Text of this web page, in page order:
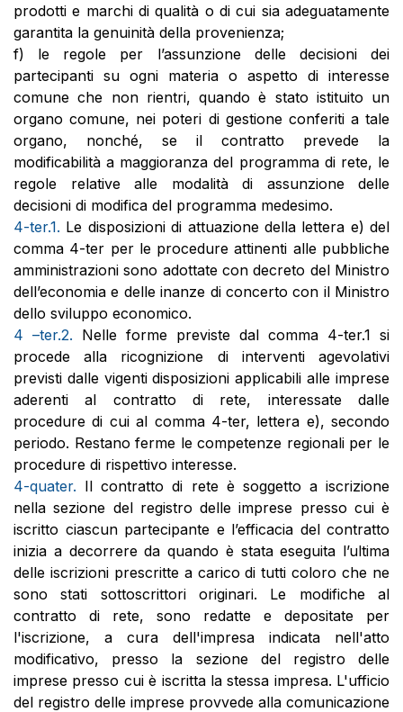
prodotti e marchi di qualità o di cui sia adeguatamente
garantita la genuinità della provenienza;
f) le regole per l’assunzione delle decisioni dei
partecipanti su ogni materia o aspetto di interesse
comune che non rientri, quando è stato istituito un
organo comune, nei poteri di gestione conferiti a tale
organo, nonché, se il contratto prevede la
modificabilità a maggioranza del programma di rete, le
regole relative alle modalità di assunzione delle
decisioni di modifica del programma medesimo.
4-ter.1. Le disposizioni di attuazione della lettera e) del
comma 4-ter per le procedure attinenti alle pubbliche
amministrazioni sono adottate con decreto del Ministro
dell’economia e delle inanze di concerto con il Ministro
dello sviluppo economico.
4 –ter.2. Nelle forme previste dal comma 4-ter.1 si
procede alla ricognizione di interventi agevolativi
previsti dalle vigenti disposizioni applicabili alle imprese
aderenti al contratto di rete, interessate dalle
procedure di cui al comma 4-ter, lettera e), secondo
periodo. Restano ferme le competenze regionali per le
procedure di rispettivo interesse.
4-quater. Il contratto di rete è soggetto a iscrizione
nella sezione del registro delle imprese presso cui è
iscritto ciascun partecipante e l’efficacia del contratto
inizia a decorrere da quando è stata eseguita l’ultima
delle iscrizioni prescritte a carico di tutti coloro che ne
sono stati sottoscrittori originari. Le modifiche al
contratto di rete, sono redatte e depositate per
l'iscrizione, a cura dell'impresa indicata nell'atto
modificativo, presso la sezione del registro delle
imprese presso cui è iscritta la stessa impresa. L'ufficio
del registro delle imprese provvede alla comunicazione